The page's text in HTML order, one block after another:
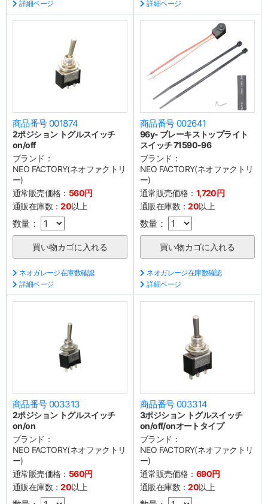
詳細ページ 詳細ページ
商品番号 001874
2ポジション トグルスイッチ
on/off
ブランド：
NEO FACTORY(ネオファクトリ
ー)
通常販売価格： 560円
通販在庫数：20以上
数量：
ネオガレージ在庫数確認
詳細ページ
商品番号 002641
96y- ブレーキストップライト
スイッチ 71590-96
ブランド：
NEO FACTORY(ネオファクトリ
ー)
通常販売価格： 1,720円
通販在庫数：20以上
数量：
ネオガレージ在庫数確認
詳細ページ
商品番号 003313
2ポジション トグルスイッチ
on/on
ブランド：
NEO FACTORY(ネオファクトリ
ー)
通常販売価格： 560円
通販在庫数：20以上
商品番号 003314
3ポジション トグルスイッチ
on/off/onオートタイプ
ブランド：
NEO FACTORY(ネオファクトリ
ー)
通常販売価格： 690円
通販在庫数：20以上